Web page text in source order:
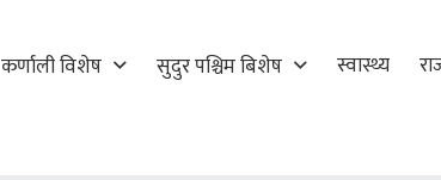
कर्णाली विशेष सुदुर पश्चिम बिशेष स्वास्थ्य